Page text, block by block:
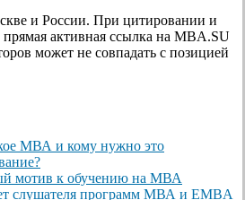
и России. При цитировании и
активная ссылка на MBA.SU
может не совпадать с позицией
МВА и кому нужно это
мотив к обучению на МВА
слушателя программ МВА и EMBA